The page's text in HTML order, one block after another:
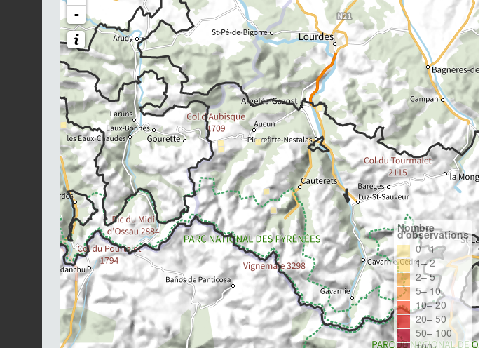
-
Nombre
d'observations
0– 1
1– 2
2– 5
5– 10
10– 20
20– 50
50– 100